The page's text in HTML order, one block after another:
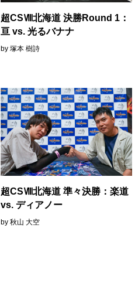
超CSⅧ北海道 決勝Round 1：
亘 vs. 光るバナナ
by 塚本 樹詩
超CSⅧ北海道 準々決勝：楽道
vs. ディアノー
by 秋山 大空